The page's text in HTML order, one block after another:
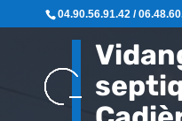
04.90.56.91.42 /